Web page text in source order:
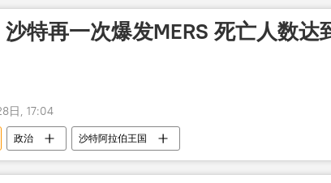
特再一次爆发MERS 死亡人数达
日, 17:04
政治 沙特阿拉伯王国